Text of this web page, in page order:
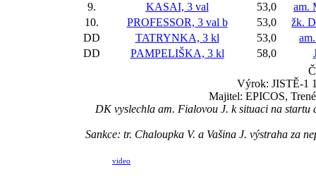
9.
KASAI, 3 val 53,0
am.
10.
PROFESSOR, 3 val b 53,0
žk.
DD
TATRYNKA, 3 kl 53,0
DD
PAMPELIŠKA, 3 kl 58,0
Výrok: JISTĚ-1
Majitel: EPICOS,
DK vyslechla am. Fialovou J. k situaci na startu
Sankce: tr. Chaloupka V. a Vašina J. výstraha za
video